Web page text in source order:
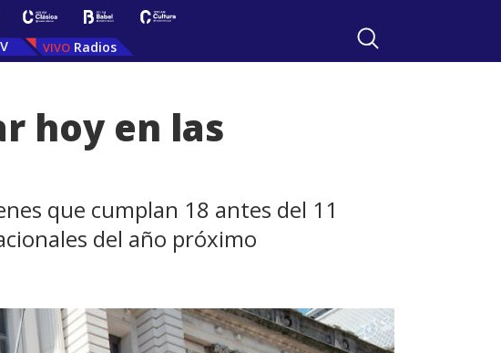
Radios
hoy en las
que cumplan 18 antes del 11
del año próximo